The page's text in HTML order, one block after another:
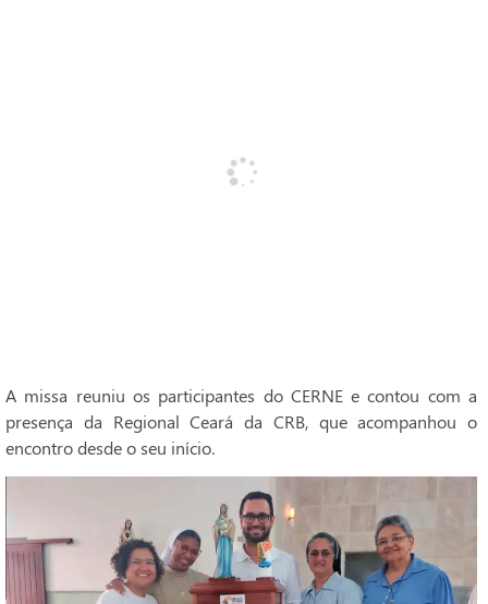
A missa reuniu os participantes do CERNE e contou com a
presença da Regional Ceará da CRB, que acompanhou o
encontro desde o seu início.